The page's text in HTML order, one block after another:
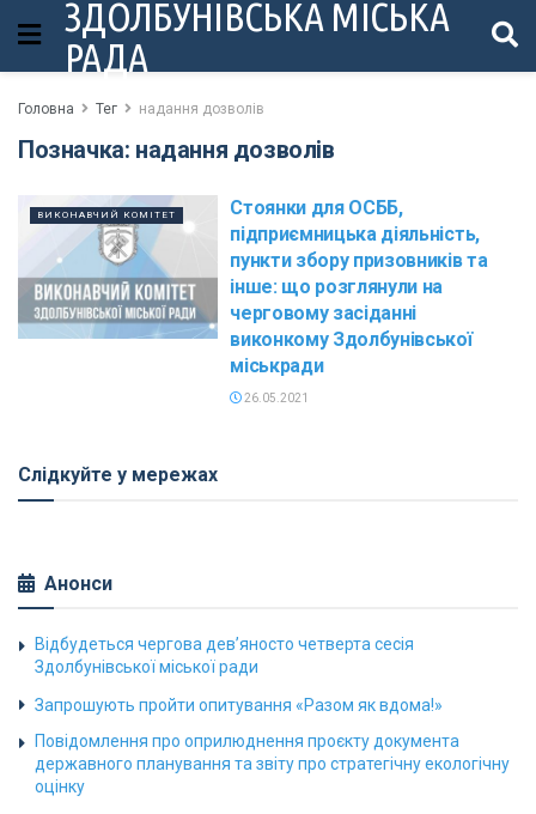
ЗДОЛБУНІВСЬКА МІСЬКА
РАДА
Головна Тег надання дозволів
Позначка: надання дозволів
ВИКОНАВЧИЙ КОМІТЕТ
Стоянки для ОСББ,
підприємницька діяльність,
пункти збору призовників та
інше: що розглянули на
черговому засіданні
виконкому Здолбунівської
міськради
26.05.2021
Слідкуйте у мережах
Анонси
Відбудеться чергова дев’яносто четверта сесія
Здолбунівської міської ради
Запрошують пройти опитування «Разом як вдома!»
Повідомлення про оприлюднення проєкту документа
державного планування та звіту про стратегічну екологічну
оцінку